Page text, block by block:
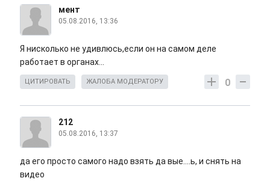
мент
05.08.2016, 13:36
Я нисколько не удивлюсь,если он на самом деле
работает в органах...
0
ЦИТИРОВАТЬ ЖАЛОБА МОДЕРАТОРУ
212
05.08.2016, 13:37
да его просто самого надо взять да вые....ь, и снять на
видео